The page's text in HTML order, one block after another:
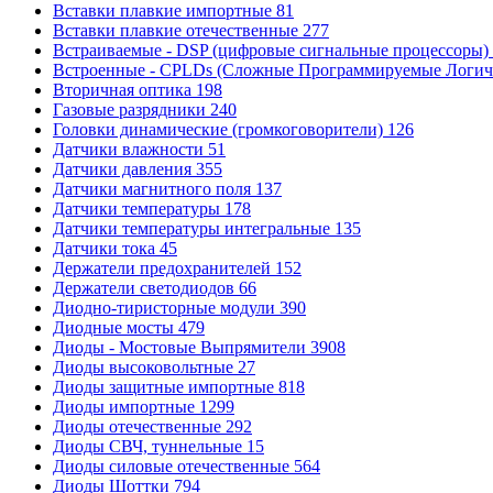
Вставки плавкие импортные 81
Вставки плавкие отечественные 277
Встраиваемые - DSP (цифровые сигнальные процессоры)
Встроенные - CPLDs (Сложные Программируемые
Вторичная оптика 198
Газовые разрядники 240
Головки динамические (громкоговорители) 126
Датчики влажности 51
Датчики давления 355
Датчики магнитного поля 137
Датчики температуры 178
Датчики температуры интегральные 135
Датчики тока 45
Держатели предохранителей 152
Держатели светодиодов 66
Диодно-тиристорные модули 390
Диодные мосты 479
Диоды - Мостовые Выпрямители 3908
Диоды высоковольтные 27
Диоды защитные импортные 818
Диоды импортные 1299
Диоды отечественные 292
Диоды СВЧ, туннельные 15
Диоды силовые отечественные 564
Диоды Шоттки 794